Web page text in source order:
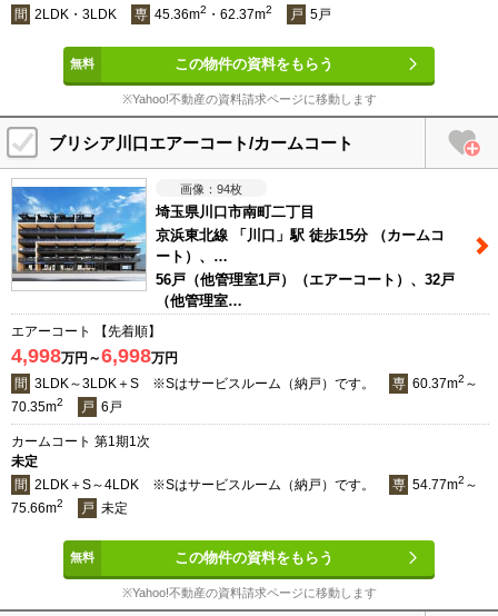
間 2LDK・3LDK 専 45.36m2 ・62.37m2 戸 5戸
この物件の資料をもらう
※Yahoo!不動産の資料請求ページに移動します
ブリシア川口エアーコート/カームコート
94枚
埼玉県川口市南町二丁目
京浜東北線 「川口」駅 徒歩15分 （カームコ
ート）、…
56戸（他管理室1戸）（エアーコート）、32戸
（他管理室…
エアーコート 【先着順】
4,998万円～6,998万円
間 3LDK～3LDK＋S ※Sはサービスルーム（納戸）です。 専 60.37m2 ～
70.35m2 戸 6戸
カームコート 第1期1次
未定
間 2LDK＋S～4LDK ※Sはサービスルーム（納戸）です。 専 54.77m2 ～
75.66m2 戸 未定
この物件の資料をもらう
※Yahoo!不動産の資料請求ページに移動します